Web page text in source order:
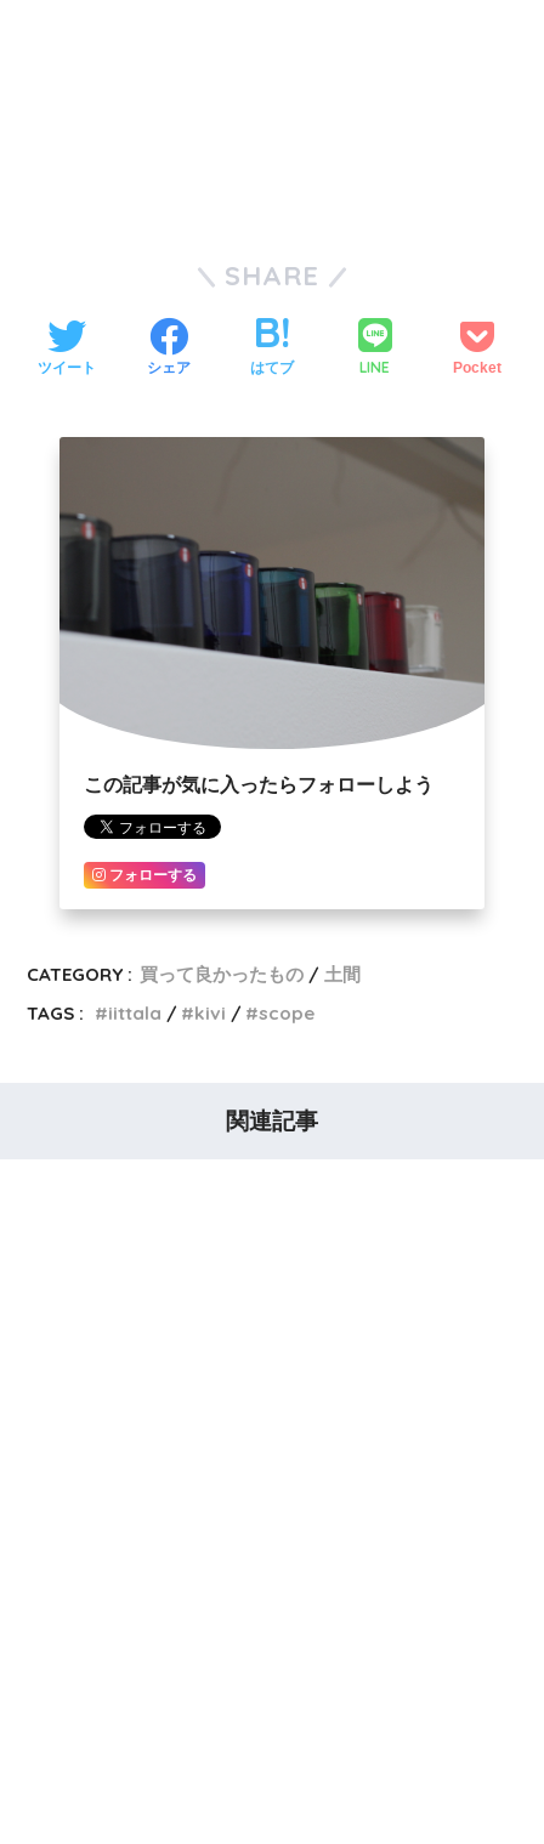
SHARE
ツイート シェア はてブ LINE Pocket
この記事が気に入ったらフォローしよう
フォローする
CATEGORY : 買って良かったもの
土間
TAGS :
iittala kivi scope
関連記事